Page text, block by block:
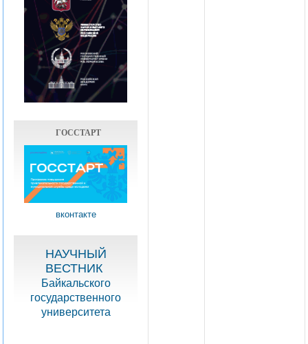
ГОССТАРТ
вконтакте
НАУЧНЫЙ
ВЕСТНИК
Байкальского
государственного
университета